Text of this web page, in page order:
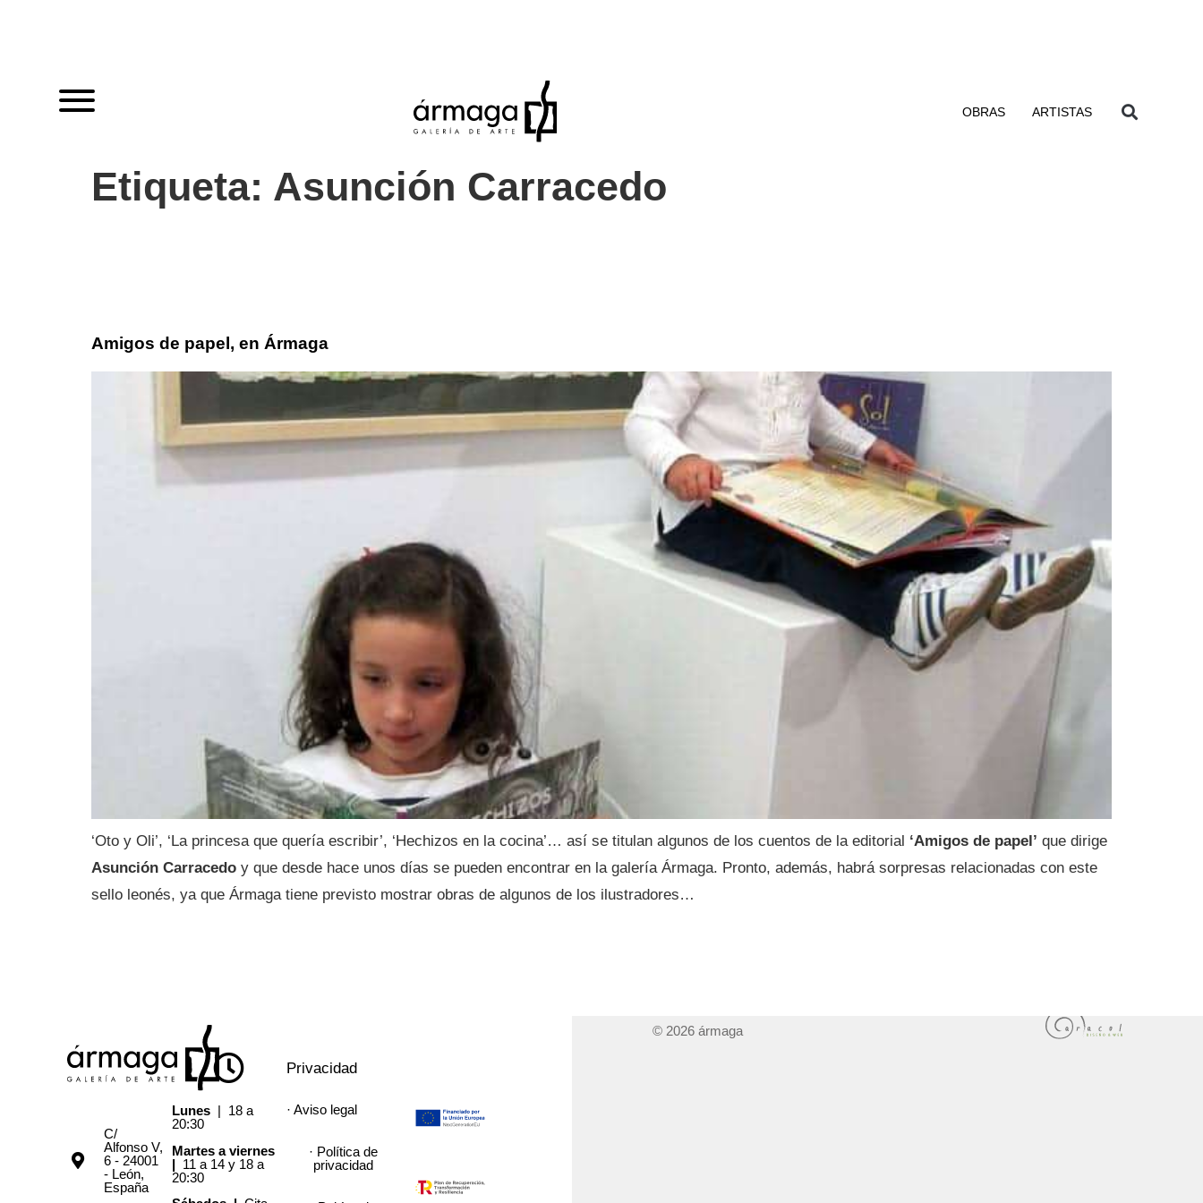
OBRAS ARTISTAS
Etiqueta: Asunción Carracedo
Amigos de papel, en Ármaga
‘Oto y Oli’, ‘La princesa que quería escribir’, ‘Hechizos en la cocina’… así se titulan algunos de los cuentos de la editorial ‘Amigos de papel’ que dirige
Asunción Carracedo y que desde hace unos días se pueden encontrar en la galería Ármaga. Pronto, además, habrá sorpresas relacionadas con este
sello leonés, ya que Ármaga tiene previsto mostrar obras de algunos de los ilustradores…
C/
Alfonso V,
6 - 24001
- León,
España
Lunes | 18 a
20:30
Martes a viernes
| 11 a 14 y 18 a
20:30
Privacidad
· Aviso legal
· Política de
privacidad
© 2026 ármaga